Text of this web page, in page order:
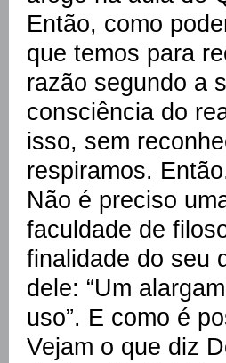
Então, como
que temos para
razão segundo a
consciência do
isso, sem
respiramos.
Não é preciso
faculdade de
finalidade do seu
dele: “Um
uso”. E como é
Vejam o que diz